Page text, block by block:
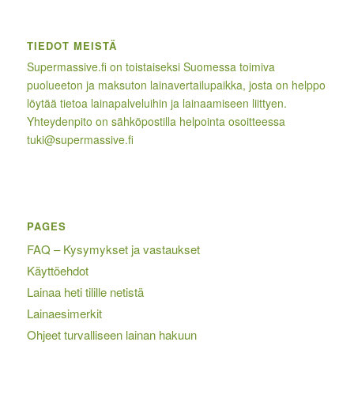
TIEDOT MEISTÄ
Supermassive.fi on toistaiseksi Suomessa toimiva
puolueeton ja maksuton lainavertailupaikka, josta on helppo
löytää tietoa lainapalveluihin ja lainaamiseen liittyen.
Yhteydenpito on sähköpostilla helpointa osoitteessa
tuki@supermassive.fi
PAGES
FAQ – Kysymykset ja vastaukset
Käyttöehdot
Lainaa heti tilille netistä
Lainaesimerkit
Ohjeet turvalliseen lainan hakuun